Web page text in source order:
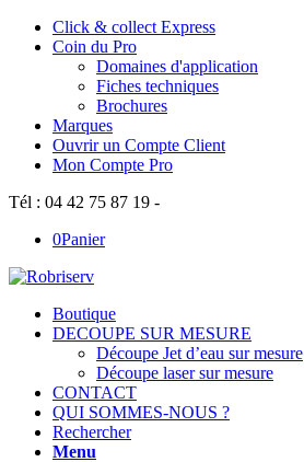
Click & collect Express
Coin du Pro
Domaines d'application
Fiches techniques
Brochures
Marques
Ouvrir un Compte Client
Mon Compte Pro
Tél : 04 42 75 87 19 -
0Panier
Boutique
DECOUPE SUR MESURE
Découpe Jet d’eau sur mesure
Découpe laser sur mesure
CONTACT
QUI SOMMES-NOUS ?
Rechercher
Menu